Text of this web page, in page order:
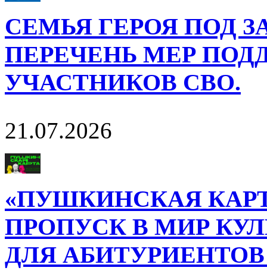
СЕМЬЯ ГЕРОЯ ПОД
ПЕРЕЧЕНЬ МЕР
УЧАСТНИКОВ СВО.
21.07.2026
«ПУШКИНСКАЯ
ПРОПУСК В МИР
ДЛЯ